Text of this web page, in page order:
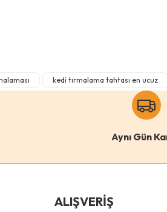
Gönder
Turuncu
kedi tırmalama tahtası en ucuz
Aynı Gün
ALIŞVERİŞ